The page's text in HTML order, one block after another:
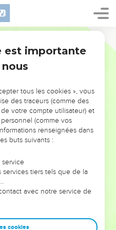
L’ÉVÉNEMENT
!
VOUS ÉVITER LES
?
moins les doutes, les erreurs
alors même que ce
ont façonnés.
et responsables
afin que leurs erreurs
est importante
tous les cookies », vous
des traceurs (comme des
votre compte utilisateur) et
(comme vos
renseignées dans
buts suivants :
service
tiers tels que de la
avec notre service de
cookies